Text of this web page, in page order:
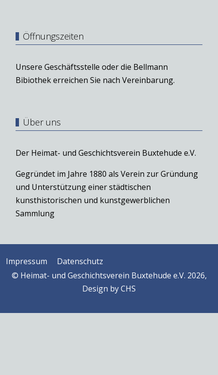
Öffnungszeiten
Unsere Geschäftsstelle oder die Bellmann
Bibiothek erreichen Sie nach Vereinbarung.
Über uns
Der Heimat- und Geschichtsverein Buxtehude e.V.
Gegründet im Jahre 1880 als Verein zur Gründung
und Unterstützung einer städtischen
kunsthistorischen und kunstgewerblichen
Sammlung
Impressum
Datenschutz
© Heimat- und Geschichtsverein Buxtehude e.V. 2026,
Design byCHS